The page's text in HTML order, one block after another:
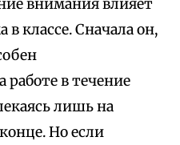
внимания влияет
в классе. Сначала он,
работе в течение
лишь на
Но если